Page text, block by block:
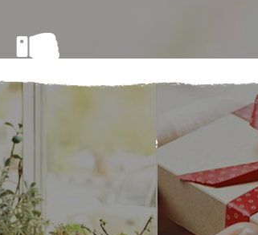
Aïe !
correspond à votre recherche